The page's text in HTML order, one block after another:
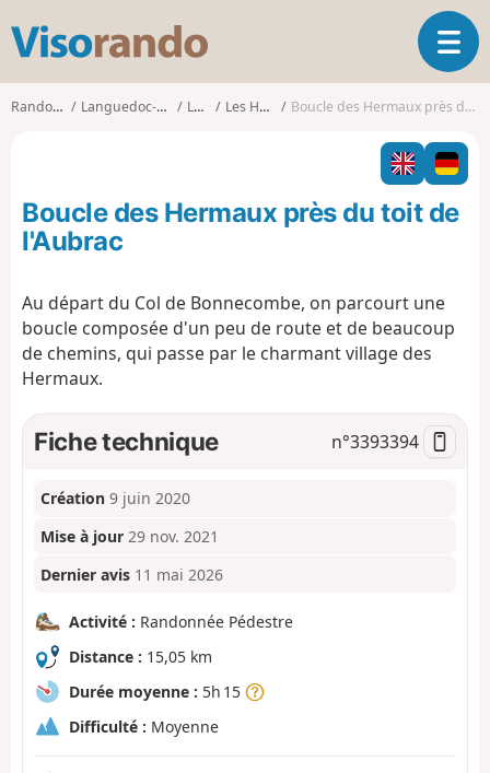
s
o
O
u
i
r
l
a
g
o
Randonnées Languedoc-Roussillon Lozère Les Hermaux Boucle des Hermaux près du toit de l'Aubrac
Boucle des Hermaux près du toit de
l'Aubrac
Au départ du Col de Bonnecombe, on parcourt une
boucle composée d'un peu de route et de beaucoup
de chemins, qui passe par le charmant village des
Hermaux.
Fiche technique n°3393394
Création 9 juin 2020
Mise à jour 29 nov. 2021
Dernier avis 11 mai 2026
Activité : Randonnée Pédestre
Distance : 15,05 km
Durée moyenne : 5h 15
Difficulté : Moyenne